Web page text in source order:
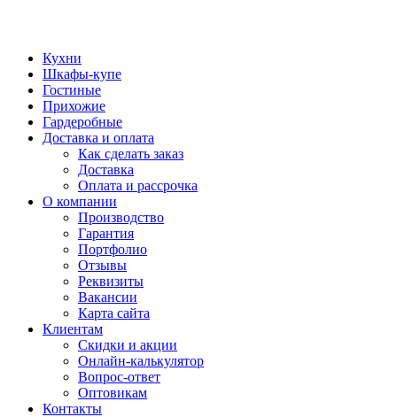
Кухни
Шкафы-купе
Гостиные
Прихожие
Гардеробные
Доставка и оплата
Как сделать заказ
Доставка
Оплата и рассрочка
О компании
Производство
Гарантия
Портфолио
Отзывы
Реквизиты
Вакансии
Карта сайта
Клиентам
Скидки и акции
Онлайн-калькулятор
Вопрос-ответ
Оптовикам
Контакты